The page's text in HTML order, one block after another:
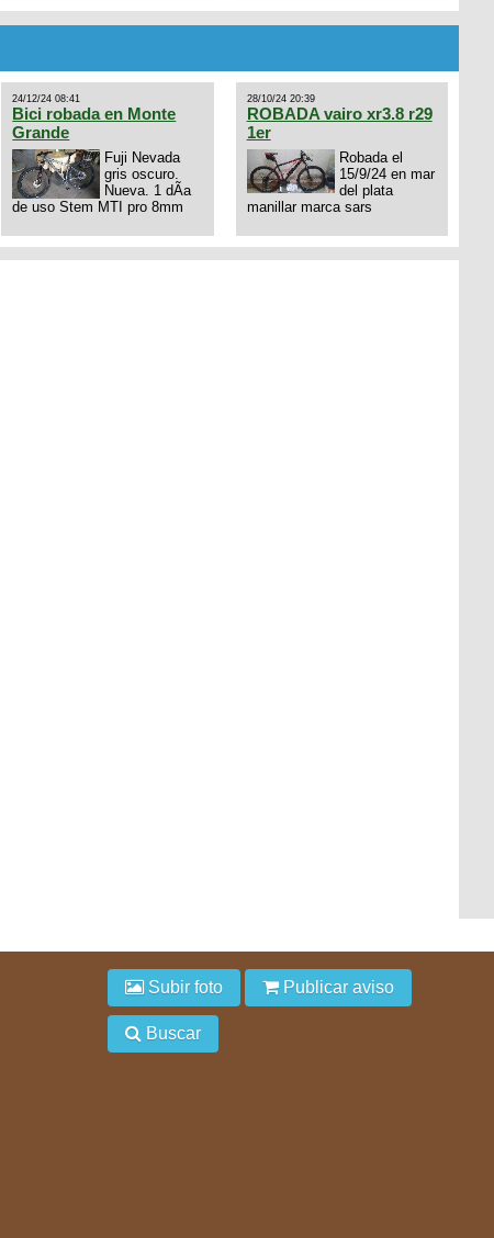
Horquilla Axon tope de gama
por drone de la marca Dji, les
interesa 3434568861 saludos
24/12/24 08:41
Bici robada en Monte
Grande
Fuji Nevada
gris oscuro.
Nueva. 1 dÃ­a
de uso Stem MTI pro 8mm
28/10/24 20:39
ROBADA vairo xr3.8 r29
1er
Robada el
15/9/24 en mar
del plata
manillar marca sars
Subir foto Publicar aviso
Buscar